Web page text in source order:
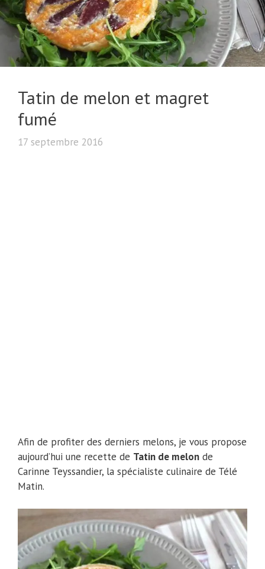
Tatin de melon et magret
fumé
17 septembre 2016
Afin de profiter des derniers melons, je vous propose
aujourd’hui une recette de Tatin de melon de
Carinne Teyssandier, la spécialiste culinaire de Télé
Matin.